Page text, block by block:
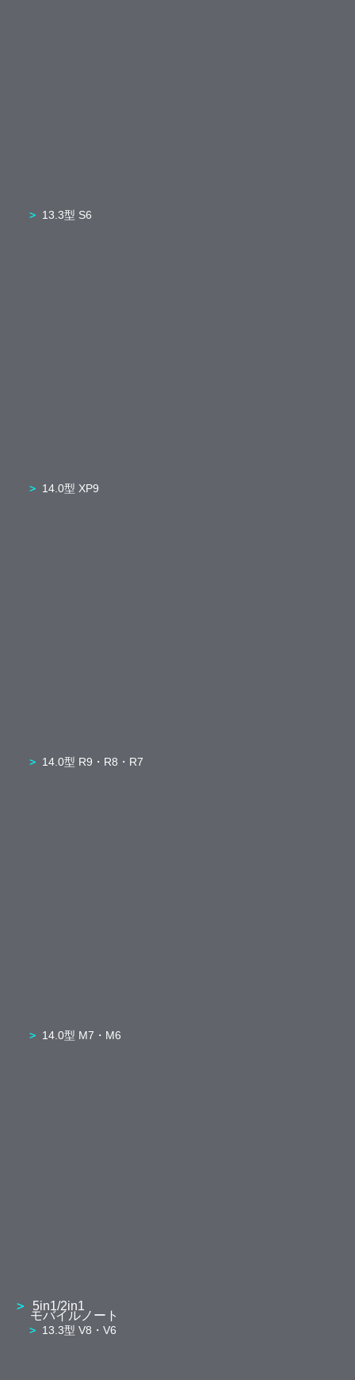
13.3型 S6
14.0型 XP9
14.0型 R9・R8・R7
14.0型 M7・M6
5in1/2in1
モバイルノート
13.3型 V8・V6